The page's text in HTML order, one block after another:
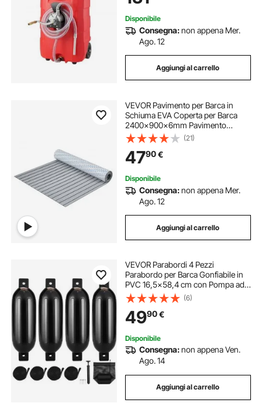
Disponibile
Consegna:non appena Mer.
Ago. 12
Aggiungi al carrello
VEVOR Pavimento per Barca in
Schiuma EVA Coperta per Barca
2400x900x6mm Pavimento
Autoadesivo Antiscivolo 21600cm²
Tappeto Marino per Barche Yacht
Pontoni Coperte per Kayak
(21)
4790€
Disponibile
Consegna:non appena Mer.
Ago. 12
Aggiungi al carrello
VEVOR Parabordi 4 Pezzi
Parabordo per Barca Gonfiabile in
PVC 16,5x58,4 cm con Pompa ad
Aria Aghi Corde Borsa per Paraurti
per Proteggere Canoe Pontoni
Barche a Ponte Pesca, Parabordi
per Imbarcazioni
(6)
4990€
Disponibile
Consegna:non appena Ven.
Ago. 14
Aggiungi al carrello